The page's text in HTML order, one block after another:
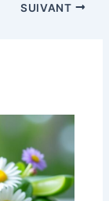
SUIVANT